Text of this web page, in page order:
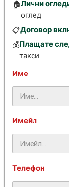
🏠Лични
оглед
📋Договор
💰Плащате
такси
Име
Имейл
Телефон